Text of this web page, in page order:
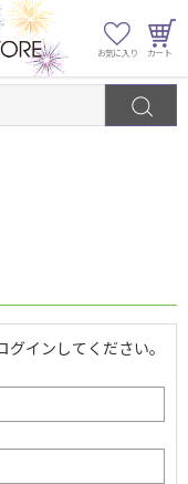
インしてください。